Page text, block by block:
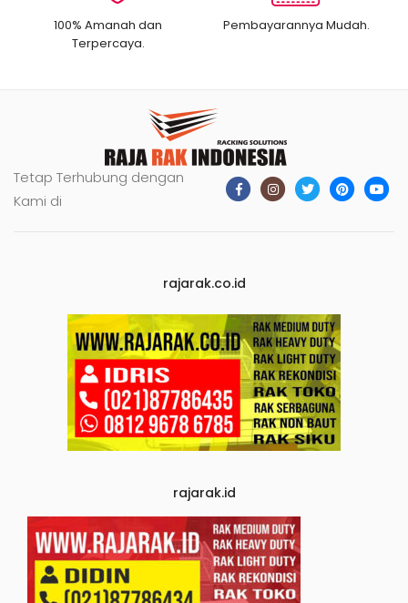
100% Amanah dan
Terpercaya.
Pembayarannya Mudah.
Tetap Terhubung dengan
Kami di
rajarak.co.id
rajarak.id